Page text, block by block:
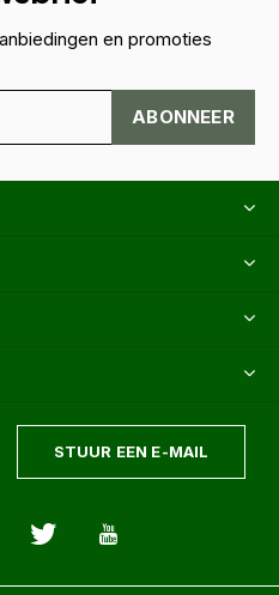
en promoties
ABONNEER
STUUR EEN E-MAIL